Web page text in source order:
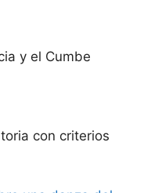
y el Cumbe
con criterios